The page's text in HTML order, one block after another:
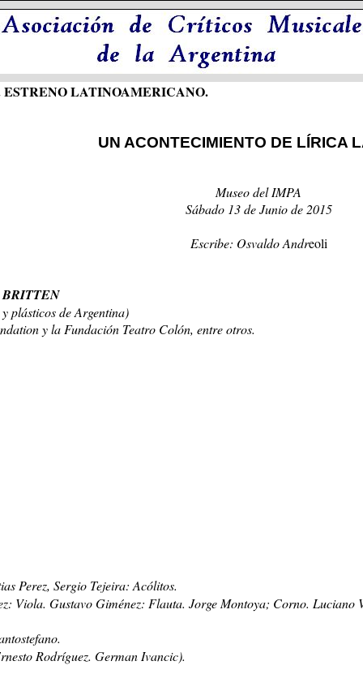
LATINOAMERICANO.
UN ACONTECIMIENTO DE LÍRICA
Museo del IMPA
Sábado 13 de Junio de 2015
Escribe: Osvaldo Andreoli
plásticos de Argentina)
y la Fundación Teatro Colón, entre otros.
Perez, Sergio Tejeira: Acólitos.
Viola. Gustavo Giménez: Flauta. Jorge Montoya; Corno.
Rodríguez. German Ivancic).